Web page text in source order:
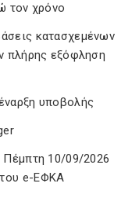
τον χρόνο
κατασχεμένων
πλήρης εξόφληση
υποβολής
Πέμπτη 10/09/2026
e-ΕΦΚΑ